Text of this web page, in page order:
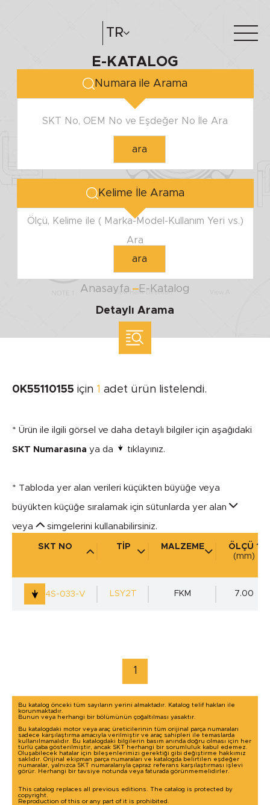
TR
Hakkımızda e-katalog
E-KATALOG
Numara ile Arama
SKT No, OEM No ve Eşdeğer No İle Ara
ara
Kelime İle Arama
Ölçü, Kelime ile ( Marka-Model-Kullanım Yeri vs.)
Ara
ara
Anasayfa
E-Katalog
Detaylı Arama
Minimum
Maximum
YUVA ÇAPI
Minimum
YÜKSEKLİK
Minimum
ölçü ile arama yap
SEGMENT
0K55110155 için 1 adet ürün listelendi.
* Ürün ile ilgili görsel ve daha detaylı bilgiler için aşağıdaki
SKT Numarasına ya da tıklayınız.
* Tabloda yer alan verileri küçükten büyüğe veya
büyükten küçüğe sıralamak için sütunlarda yer alan
veya simgelerini kullanabilirsiniz.
SKT NO TİP MALZEME
ÖLÇÜ 1
(mm)
4S-033-V
LSY2T FKM 7.00
1
Bu katalog önceki tüm sayıların yerini almaktadır. Katalog telif hakları ile
korunmaktadır.
Bunun veya herhangi bir bölümünün çoğaltılması yasaktır.
Bu katalogdaki motor veya araç üreticilerinin tüm orijinal parça numaraları
sadece karşılaştırma amacıyla verilmiştir ve araç sahipleri ile temaslarda
kullanılmamalıdır. Bu katalogdaki bilgilerin basım anında doğru olması için her
türlü çaba gösterilmiştir, ancak SKT herhangi bir sorumluluk kabul edemez.
Oluşabilecek hatalar için bileşenlerimizi gerektiği gibi değiştirme hakkımız
saklıdır. Orijinal ekipman parça numaraları ve katalogda belirtilen eşdeğer
numaralar, yalnızca SKT numaralarıyla çapraz referans karşılaştırması işlevi
görür. Herhangi bir tavsiye notunda veya faturada görünmemelidirler.
This catalog replaces all previous editions. The catalog is protected by
copyright.
Reproduction of this or any part of it is prohibited.